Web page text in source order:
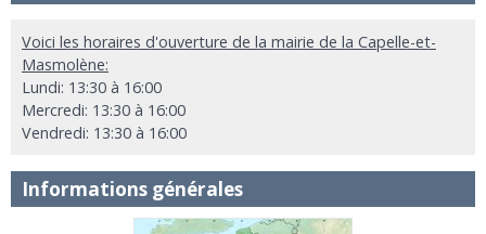
Voici les horaires d'ouverture de la mairie de la Capelle-et-
Masmolène:
Lundi: 13:30 à 16:00
Mercredi: 13:30 à 16:00
Vendredi: 13:30 à 16:00
Informations générales